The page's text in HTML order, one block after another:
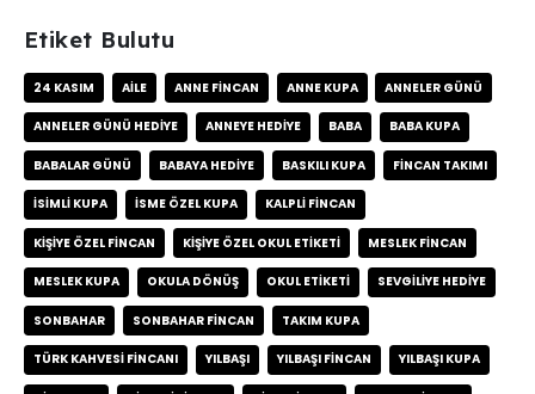
Etiket Bulutu
24 KASIM AILE ANNE FINCAN ANNE KUPA ANNELER GÜNÜ
ANNELER GÜNÜ HEDIYE ANNEYE HEDIYE BABA BABA KUPA
BABALAR GÜNÜ BABAYA HEDIYE BASKILI KUPA FINCAN TAKIMI
ISIMLI KUPA ISME ÖZEL KUPA KALPLI FINCAN
KIŞIYE ÖZEL FINCAN KIŞIYE ÖZEL OKUL ETIKETI MESLEK FINCAN
MESLEK KUPA OKULA DÖNÜŞ OKUL ETIKETI SEVGILIYE HEDIYE
SONBAHAR SONBAHAR FINCAN TAKIM KUPA
TÜRK KAHVESI FINCANI YILBAŞI YILBAŞI FINCAN YILBAŞI KUPA